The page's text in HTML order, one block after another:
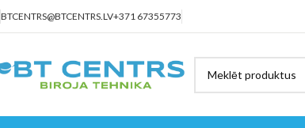
BTCENTRS@BTCENTRS.LV+371 67355773